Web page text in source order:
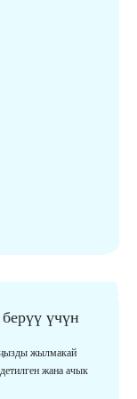
үчүн
жылмакай
жана ачык